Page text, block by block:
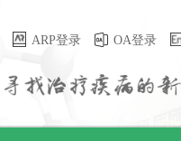
ARP登录 OA登录